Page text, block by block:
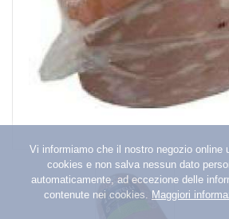
Vi informiamo che il nostro negozio online
cookies e non salva nessun dato
automaticamente, ad eccezione delle
contenute nei cookies. Maggiori
SAUCES PELÉES ET PURES add_circle
add_circle
OLIVES ET CÂPRES
CONDIMENTS ET ÉPICES AU VINAIGRE
SAUCES ET PÂTES
LÉGUMINEUSES MAÏS ET CONSERVES DE